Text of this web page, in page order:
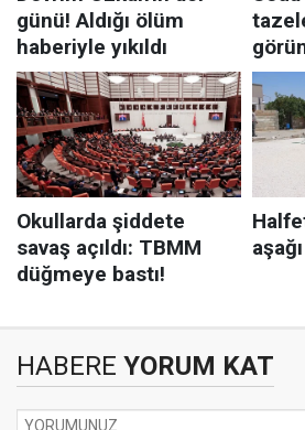
HABERE YORUM KAT